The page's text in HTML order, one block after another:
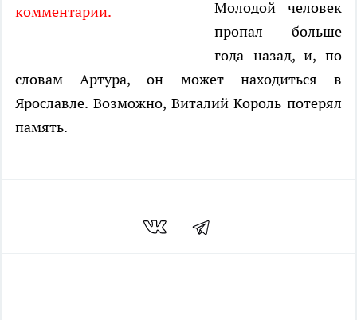
комментарии.
Молодой человек
пропал больше
года назад, и, по
словам Артура, он может находиться в
Ярославле. Возможно, Виталий Король потерял
память.